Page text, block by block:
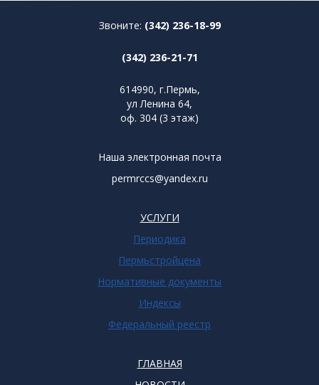
Звоните: (342) 236-18-99
(342) 236-21-71
614990, г.Пермь,
ул Ленина 64,
оф. 304 (3 этаж)
Наша электронная почта
permrccs@yandex.ru
УСЛУГИ
Периодика
Пермьстройцена
Нормативные документы
Индексы
Федеральный реестр
ГЛАВНАЯ